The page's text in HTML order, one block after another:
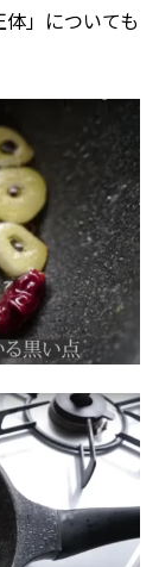
」についても